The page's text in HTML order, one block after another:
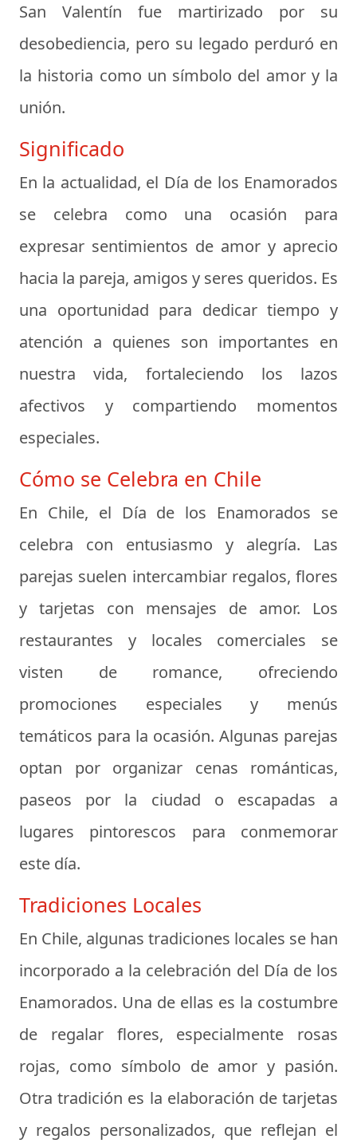
San Valentín fue martirizado por su
desobediencia, pero su legado perduró en
la historia como un símbolo del amor y la
unión.
Significado
En la actualidad, el Día de los Enamorados
se celebra como una ocasión para
expresar sentimientos de amor y aprecio
hacia la pareja, amigos y seres queridos. Es
una oportunidad para dedicar tiempo y
atención a quienes son importantes en
nuestra vida, fortaleciendo los lazos
afectivos y compartiendo momentos
especiales.
Cómo se Celebra en Chile
En Chile, el Día de los Enamorados se
celebra con entusiasmo y alegría. Las
parejas suelen intercambiar regalos, flores
y tarjetas con mensajes de amor. Los
restaurantes y locales comerciales se
visten de romance, ofreciendo
promociones especiales y menús
temáticos para la ocasión. Algunas parejas
optan por organizar cenas románticas,
paseos por la ciudad o escapadas a
lugares pintorescos para conmemorar
este día.
Tradiciones Locales
En Chile, algunas tradiciones locales se han
incorporado a la celebración del Día de los
Enamorados. Una de ellas es la costumbre
de regalar flores, especialmente rosas
rojas, como símbolo de amor y pasión.
Otra tradición es la elaboración de tarjetas
y regalos personalizados, que reflejan el